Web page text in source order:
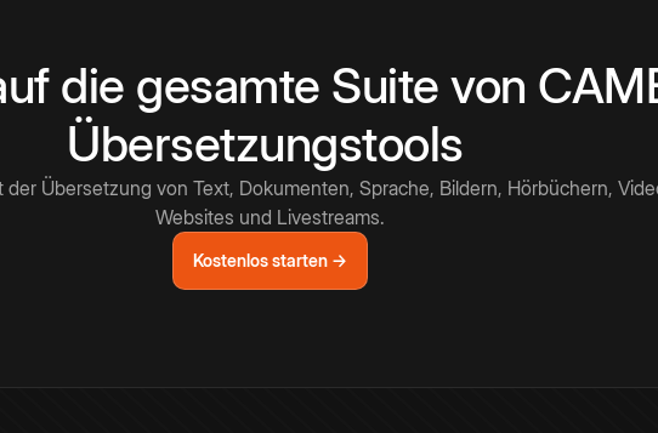
die gesamte Suite von
Übersetzungstools
der Übersetzung von Text, Dokumenten, Sprache, Bildern, Hörbüchern,
Websites und Livestreams.
Kostenlos starten →